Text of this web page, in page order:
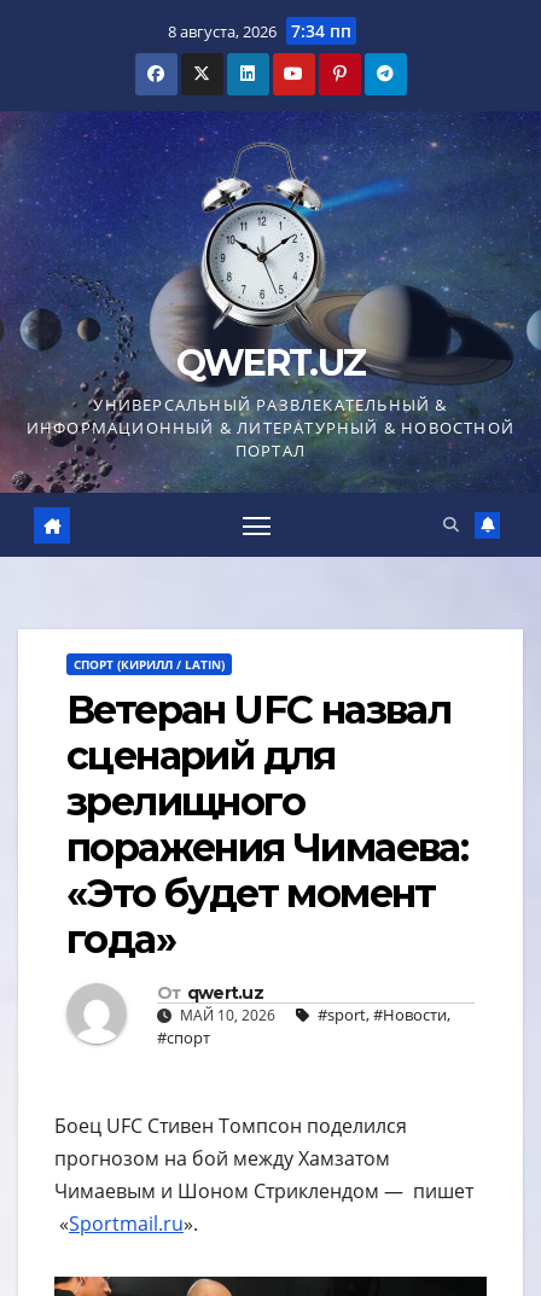
8 августа, 2026 7:34 пп
QWERT.UZ
УНИВЕРСАЛЬНЫЙ РАЗВЛЕКАТЕЛЬНЫЙ &
ИНФОРМАЦИОННЫЙ & ЛИТЕРАТУРНЫЙ & НОВОСТНОЙ
ПОРТАЛ
СПОРТ (КИРИЛЛ / LATIN)
Ветеран UFC назвал
сценарий для
зрелищного
поражения Чимаева:
«Это будет момент
года»
От qwert.uz
МАЙ 10, 2026 #sport,#Новости,
#спорт
Боец UFC Стивен Томпсон поделился
прогнозом на бой между Хамзатом
Чимаевым и Шоном Стриклендом — пишет
«Sportmail.ru».